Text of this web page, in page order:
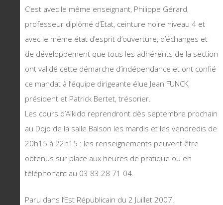
C’est avec le même enseignant, Philippe Gérard,
professeur diplômé d’Etat, ceinture noire niveau 4 et
avec le même état d’esprit d’ouverture, d’échanges et
de développement que tous les adhérents de la section
ont validé cette démarche d’indépendance et ont confié
ce mandat à l’équipe dirigeante élue Jean FUNCK,
président et Patrick Bertet, trésorier.
Les cours d’Aïkido reprendront dès septembre prochain
au Dojo de la salle Balson les mardis et les vendredis de
20h15 à 22h15 : les renseignements peuvent être
obtenus sur place aux heures de pratique ou en
téléphonant au 03 83 28 71 04.
Paru dans l’Est Républicain du 2 Juillet 2007.